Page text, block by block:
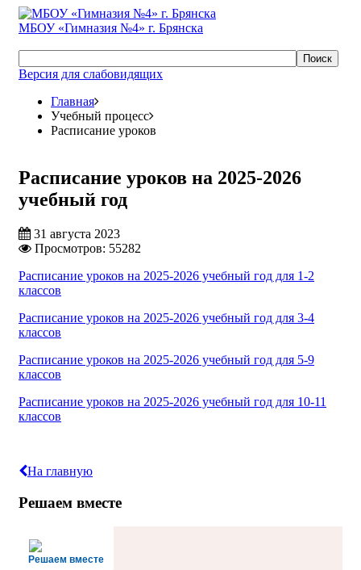
МБОУ «Гимназия №4» г. Брянска
Поиск
Версия для слабовидящих
Главная
Учебный процесс
Расписание уроков
Расписание уроков на 2025-2026
учебный год
31 августа 2023
Просмотров: 55282
Расписание уроков на 2025-2026 учебный год для 1-2
классов
Расписание уроков на 2025-2026 учебный год для 3-4
классов
Расписание уроков на 2025-2026 учебный год для 5-9
классов
Расписание уроков на 2025-2026 учебный год для 10-11
классов
На главную
Решаем вместе
Решаем вместе